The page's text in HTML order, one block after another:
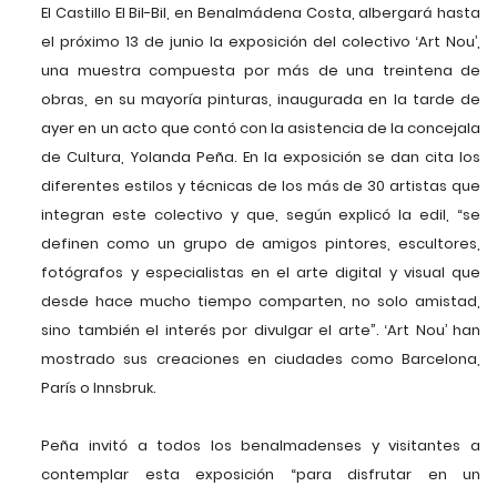
El Castillo El Bil-Bil, en Benalmádena Costa, albergará hasta
el próximo 13 de junio la exposición del colectivo ‘Art Nou’,
una muestra compuesta por más de una treintena de
obras, en su mayoría pinturas, inaugurada en la tarde de
ayer en un acto que contó con la asistencia de la concejala
de Cultura, Yolanda Peña. En la exposición se dan cita los
diferentes estilos y técnicas de los más de 30 artistas que
integran este colectivo y que, según explicó la edil, “se
definen como un grupo de amigos pintores, escultores,
fotógrafos y especialistas en el arte digital y visual que
desde hace mucho tiempo comparten, no solo amistad,
sino también el interés por divulgar el arte”. ‘Art Nou’ han
mostrado sus creaciones en ciudades como Barcelona,
París o Innsbruk.
Peña invitó a todos los benalmadenses y visitantes a
contemplar esta exposición “para disfrutar en un